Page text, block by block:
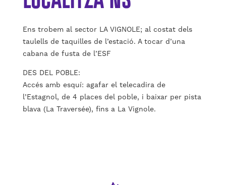
Ens trobem al sector LA VIGNOLE; al costat dels
taulells de taquilles de l’estació. A tocar d’una
cabana de fusta de l’ESF
DES DEL POBLE:
Accés amb esquí: agafar el telecadira de
l’Estagnol, de 4 places del poble, i baixar per pista
blava (La Traversée), fins a La Vignole.